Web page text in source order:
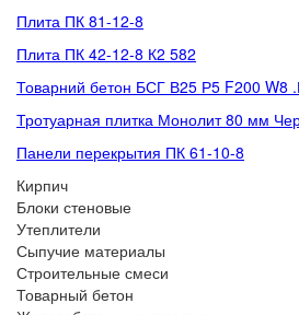
Плита ПК 81-12-8
Плита ПК 42-12-8 К2 582
Товарний бетон БСГ В25 Р5 F200 W8
Тротуарная плитка Монолит 80 мм
Панели перекрытия ПК 61-10-8
Кирпич
Блоки стеновые
Утеплители
Сыпучие материалы
Строительные смеси
Товарный бетон